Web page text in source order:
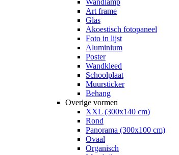
Art frame
Glas
Akoestisch fotopaneel
Foto in lijst
Aluminium
Poster
Wandkleed
Schoolplaat
Muursticker
Behang
Overige vormen
XXL (300x140 cm)
Rond
Panorama (300x100 cm)
Ovaal
Organisch